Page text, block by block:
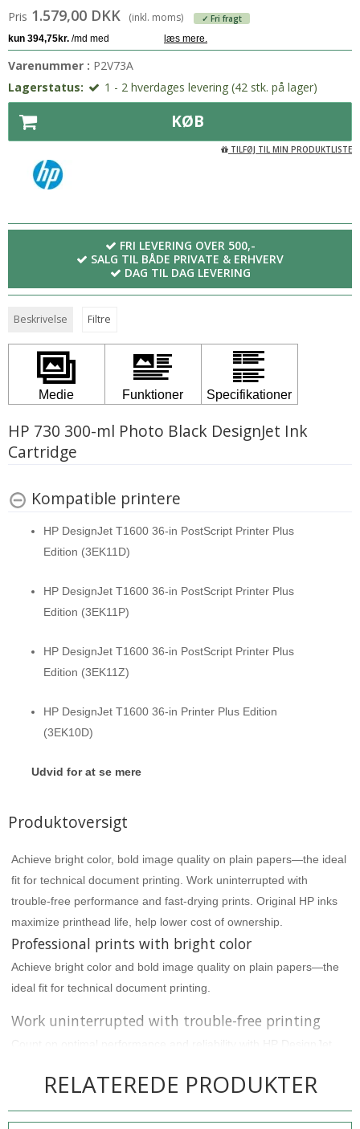
Pris 1.579,00 DKK (inkl. moms) ✓ Fri fragt
Varenummer : P2V73A
Lagerstatus:
1 - 2 hverdages levering (42 stk. på lager)
KØB
TILFØJ TIL MIN PRODUKTLISTE
FRI LEVERING OVER 500,-
SALG TIL BÅDE PRIVATE & ERHVERV
DAG TIL DAG LEVERING
Beskrivelse Filtre
HP 730 300-ml Photo Black DesignJet Ink
Cartridge
Kompatible printere
HP DesignJet T1600 36-in PostScript Printer Plus
Edition (3EK11D)
HP DesignJet T1600 36-in PostScript Printer Plus
Edition (3EK11P)
HP DesignJet T1600 36-in PostScript Printer Plus
Edition (3EK11Z)
HP DesignJet T1600 36-in Printer Plus Edition
(3EK10D)
Udvid for at se mere
Produktoversigt
Achieve bright color, bold image quality on plain papers—the ideal
fit for technical document printing. Work uninterrupted with
trouble-free performance and fast-drying prints. Original HP inks
maximize printhead life, help lower cost of ownership.
Professional prints with bright color
Achieve bright color and bold image quality on plain papers—the
ideal fit for technical document printing.
Work uninterrupted with trouble-free printing
Help lower your total cost of HP printer ownership
Original HP inks enable more unattended printing, save with cost-
RELATEREDE PRODUKTER